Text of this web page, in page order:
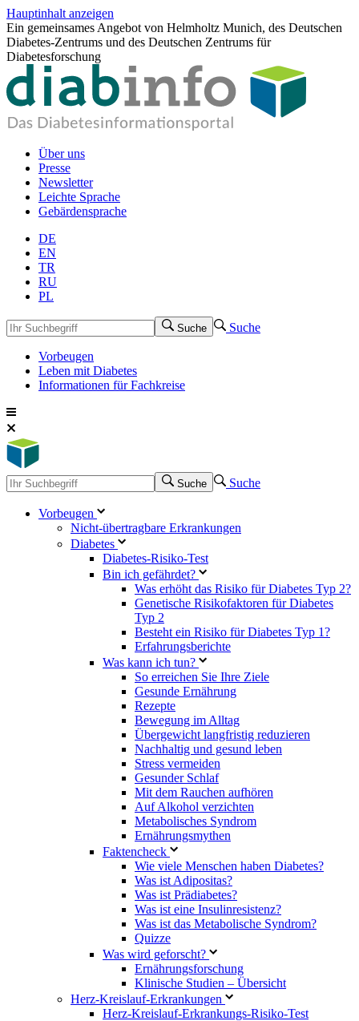
Hauptinhalt anzeigen
Ein gemeinsames Angebot von Helmholtz Munich, des Deutschen
Diabetes-Zentrums und des Deutschen Zentrums für
Diabetesforschung
Über uns
Presse
Newsletter
Leichte Sprache
Gebärdensprache
DE
EN
TR
RU
PL
Suche Suche
Vorbeugen
Leben mit Diabetes
Informationen für Fachkreise
Suche Suche
Vorbeugen
Nicht-übertragbare Erkrankungen
Diabetes
Diabetes-Risiko-Test
Bin ich gefährdet?
Was erhöht das Risiko für Diabetes Typ 2?
Genetische Risikofaktoren für Diabetes
Typ 2
Besteht ein Risiko für Diabetes Typ 1?
Erfahrungsberichte
Was kann ich tun?
So erreichen Sie Ihre Ziele
Gesunde Ernährung
Rezepte
Bewegung im Alltag
Übergewicht langfristig reduzieren
Nachhaltig und gesund leben
Stress vermeiden
Gesunder Schlaf
Mit dem Rauchen aufhören
Auf Alkohol verzichten
Metabolisches Syndrom
Ernährungsmythen
Faktencheck
Wie viele Menschen haben Diabetes?
Was ist Adipositas?
Was ist Prädiabetes?
Was ist eine Insulinresistenz?
Was ist das Metabolische Syndrom?
Quizze
Was wird geforscht?
Ernährungsforschung
Klinische Studien – Übersicht
Herz-Kreislauf-Erkrankungen
Herz-Kreislauf-Erkrankungs-Risiko-Test